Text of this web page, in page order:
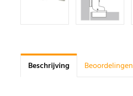
Beschrijving Beoordelingen